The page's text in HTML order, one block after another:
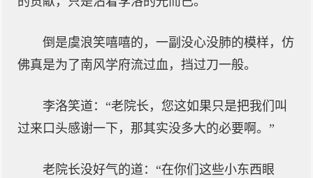
倒是虞浪笑嘻嘻的，一副没心没肺的模样，仿
佛真是为了南风学府流过血，挡过刀一般。
李洛笑道：“老院长，您这如果只是把我们叫
过来口头感谢一下，那其实没多大的必要啊。”
老院长没好气的道：“在你们这些小东西眼